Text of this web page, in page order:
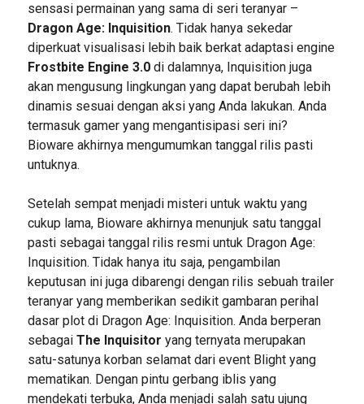
sensasi permainan yang sama di seri teranyar –
Dragon Age: Inquisition. Tidak hanya sekedar
diperkuat visualisasi lebih baik berkat adaptasi engine
Frostbite Engine 3.0di dalamnya, Inquisition juga
akan mengusung lingkungan yang dapat berubah lebih
dinamis sesuai dengan aksi yang Anda lakukan. Anda
termasuk gamer yang mengantisipasi seri ini?
Bioware akhirnya mengumumkan tanggal rilis pasti
untuknya.
Setelah sempat menjadi misteri untuk waktu yang
cukup lama, Bioware akhirnya menunjuk satu tanggal
pasti sebagai tanggal rilis resmi untuk Dragon Age:
Inquisition. Tidak hanya itu saja, pengambilan
keputusan ini juga dibarengi dengan rilis sebuah trailer
teranyar yang memberikan sedikit gambaran perihal
dasar plot di Dragon Age: Inquisition. Anda berperan
sebagai The Inquisitor yang ternyata merupakan
satu-satunya korban selamat dari event Blight yang
mematikan. Dengan pintu gerbang iblis yang
mendekati terbuka, Anda menjadi salah satu ujung